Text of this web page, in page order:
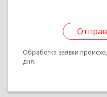
Обработка заявки
дня.